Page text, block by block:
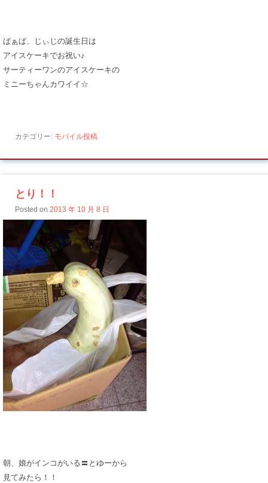
ばぁば、じぃじの誕生日は
アイスケーキでお祝い♪
サーティーワンのアイスケーキの
ミニーちゃんカワイイ☆
カテゴリー: モバイル投稿
とり！！
Posted on 2013 年 10 月 8 日
朝、娘がインコがいる〓とゆーから
見てみたら！！